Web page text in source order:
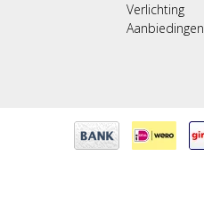
Verlichting
Aanbiedingen